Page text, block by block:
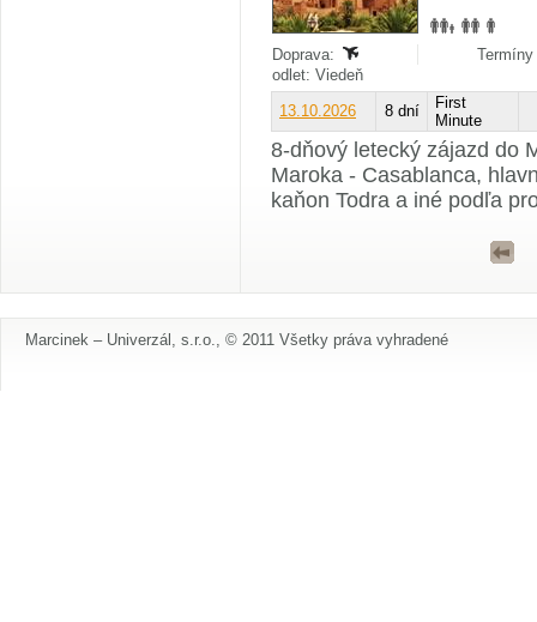
Doprava:
odlet: Viedeň
13.10.2026
8 dní
First
Minute
8-dňový letecký zájazd do
Maroka - Casablanca,
kaňon Todra a iné podľa
Marcinek – Univerzál, s.r.o., © 2011 Všetky práva vyhradené